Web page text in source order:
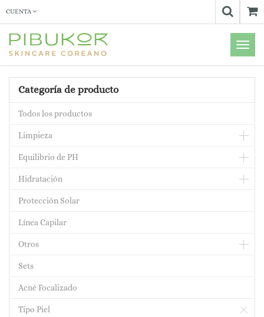
CUENTA
Menú
de
Categoría de producto
Todos los productos
Limpieza
Equilibrio de PH
Hidratación
Protección Solar
Línea Capilar
Otros
Sets
Acné Focalizado
Tipo Piel